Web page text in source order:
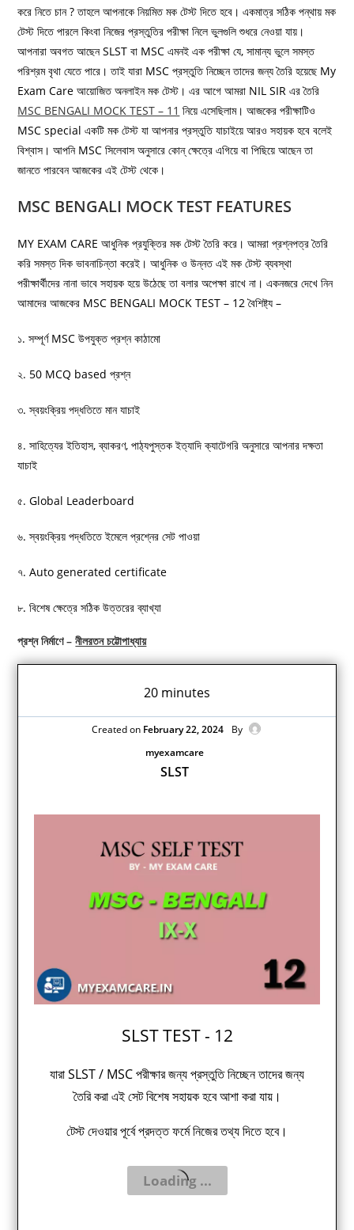
করে নিতে চান ? তাহলে আপনাকে নিয়মিত মক টেস্ট দিতে হবে। একমাত্র সঠিক পন্থায় মক
টেস্ট দিতে পারলে কিংবা নিজের প্রস্তুতির পরীক্ষা নিলে ভুলগুলি শুধরে নেওয়া যায়।
আপনারা অবগত আছেন SLST বা MSC এমনই এক পরীক্ষা যে, সামান্য ভুলে সমস্ত
পরিশ্রম বৃথা যেতে পারে। তাই যারা MSC প্রস্তুতি নিচ্ছেন তাদের জন্য তৈরি হয়েছে My
Exam Care আয়োজিত অনলাইন মক টেস্ট। এর আগে আমরা NIL SIR এর তৈরি
MSC BENGALI MOCK TEST – 11 নিয়ে এসেছিলাম। আজকের পরীক্ষাটিও
MSC special একটি মক টেস্ট যা আপনার প্রস্তুতি যাচাইয়ে আরও সহায়ক হবে বলেই
বিশ্বাস। আপনি MSC সিলেবাস অনুসারে কোন্‌ ক্ষেত্রে এগিয়ে বা পিছিয়ে আছেন তা
জানতে পারবেন আজকের এই টেস্ট থেকে।
MSC BENGALI MOCK TEST FEATURES
MY EXAM CARE আধুনিক প্রযুক্তির মক টেস্ট তৈরি করে। আমরা প্রশ্নপত্র তৈরি
করি সমস্ত দিক ভাবনাচিন্তা করেই। আধুনিক ও উন্নত এই মক টেস্ট ব্যবস্থা
পরীক্ষার্থীদের নানা ভাবে সহায়ক হয়ে উঠেছে তা বলার অপেক্ষা রাখে না। একনজরে দেখে নিন
আমাদের আজকের MSC BENGALI MOCK TEST – 12 বৈশিষ্ট্য –
১. সম্পূর্ণ MSC উপযুক্ত প্রশ্ন কাঠামো
২. 50 MCQ based প্রশ্ন
৩. স্বয়ংক্রিয় পদ্ধতিতে মান যাচাই
৪. সাহিত্যের ইতিহাস, ব্যাকরণ, পাঠ্যপুস্তক ইত্যাদি ক্যাটেগরি অনুসারে আপনার দক্ষতা
যাচাই
৫. Global Leaderboard
৬. স্বয়ংক্রিয় পদ্ধতিতে ইমেলে প্রশ্নের সেট পাওয়া
৭. Auto generated certificate
৮. বিশেষ ক্ষেত্রে সঠিক উত্তরের ব্যাখ্যা
প্রশ্ন নির্মাণে –নীলরতন চট্টোপাধ্যায়
20 minutes
Created on February 22, 2024
By
myexamcare
SLST
SLST TEST - 12
যারা SLST / MSC পরীক্ষার জন্য প্রস্তুতি নিচ্ছেন তাদের জন্য
তৈরি করা এই সেট বিশেষ সহায়ক হবে আশা করা যায়।
টেস্ট দেওয়ার পূর্বে প্রদত্ত ফর্মে নিজের তথ্য দিতে হবে।